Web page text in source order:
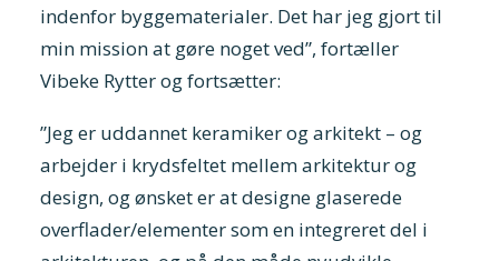
indenfor byggematerialer. Det har jeg gjort til
min mission at gøre noget ved”, fortæller
Vibeke Rytter og fortsætter:
”Jeg er uddannet keramiker og arkitekt – og
arbejder i krydsfeltet mellem arkitektur og
design, og ønsket er at designe glaserede
overflader/elementer som en integreret del i